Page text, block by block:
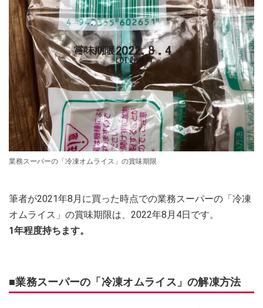
業務スーパーの「冷凍オムライス」の賞味期限
筆者が2021年8月に買った時点での業務スーパーの「冷凍
オムライス」の賞味期限は、2022年8月4日です。
1年程度持ちます。
■業務スーパーの「冷凍オムライス」の解凍方法